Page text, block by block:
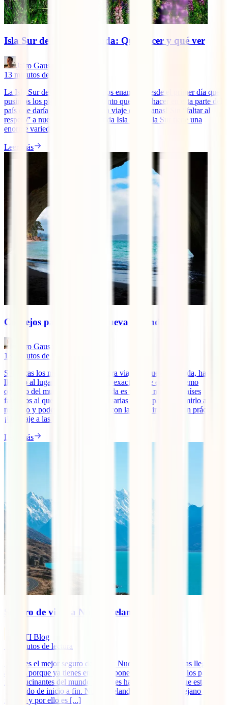
Isla Sur de Nueva Zelanda: Qué hacer y qué ver
Jairo Gausachs
13 minutos de lectura
La Isla Sur de Nueva Zelanda nos enamoró desde el primer día que
pusimos los pies en ella. ¡Hay tanto que ver y hacer en esta parte del
país que daría totalmente para un viaje de semanas! Sin “faltar al
respeto” a nuestra también querida Isla Norte, la Sur tiene una
enorme variedad de cosas [...]
Leer más
Consejos para viajar a Nueva Zelanda
Jairo Gausachs
13
minutos de lectura
Si buscas los mejores consejos para viajar a Nueva Zelanda, has
llegado al lugar indicado. Situado exactamente en el extremo
opuesto del mundo, Nueva Zelanda es uno de nuestros países
favoritos al que hemos realizado varias visitas para exprimirlo al
máximo y poder traerte esta guía con la mejor información práctica.
¡Un viaje a las [...]
Leer más
Seguro de viaje a Nueva Zelanda
IATI Blog
minutos de lectura
¿Cuál es el mejor seguro de viaje a Nueva Zelanda? Si has llegado
aquí es porque ya tienes en mente poner rumbo a uno de los países
más alucinantes del mundo y quieres hacerlo sabiendo que estarás
protegido de inicio a fin. Nueva Zelanda es el país más lejano del
mundo y por ello es [...]